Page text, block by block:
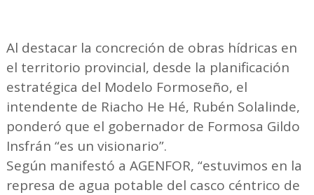
Al destacar la concreción de obras hídricas en
el territorio provincial, desde la planificación
estratégica del Modelo Formoseño, el
intendente de Riacho He Hé, Rubén Solalinde,
ponderó que el gobernador de Formosa Gildo
Insfrán “es un visionario”.
Según manifestó a AGENFOR, “estuvimos en la
represa de agua potable del casco céntrico de